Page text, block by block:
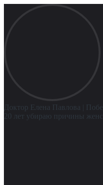
Доктор Елена Павлова
|
20 лет убираю причины